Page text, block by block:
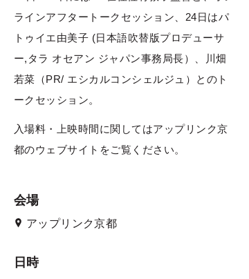
ラインアフタートークセッション、24日はパ
トゥイエ由美子 (日本語吹替版プロデューサ
ー,タラ オセアン ジャパン事務局長）、川畑
若菜（PR/ エシカルコンシェルジュ）とのト
ークセッション。
入場料・上映時間に関してはアップリンク京
都のウェブサイトをご覧ください。
会場
アップリンク京都
日時